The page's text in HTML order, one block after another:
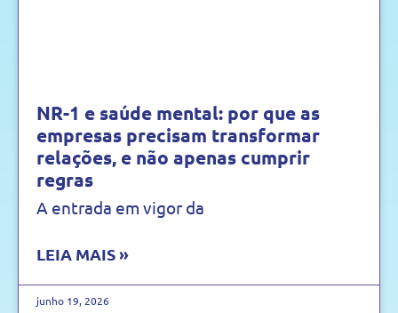
NR-1 e saúde mental: por que as
empresas precisam transformar
relações, e não apenas cumprir
regras
A entrada em vigor da
LEIA MAIS »
junho 19, 2026